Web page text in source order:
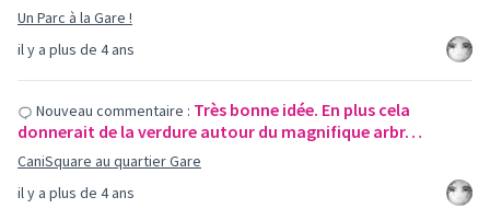
il y a plus de 4 ans
Un Parc à la Gare !
il y a plus de 4 ans
Nouveau commentaire : Très bonne idée. En plus cela
donnerait de la verdure autour du magnifique arbr…
CaniSquare au quartier Gare